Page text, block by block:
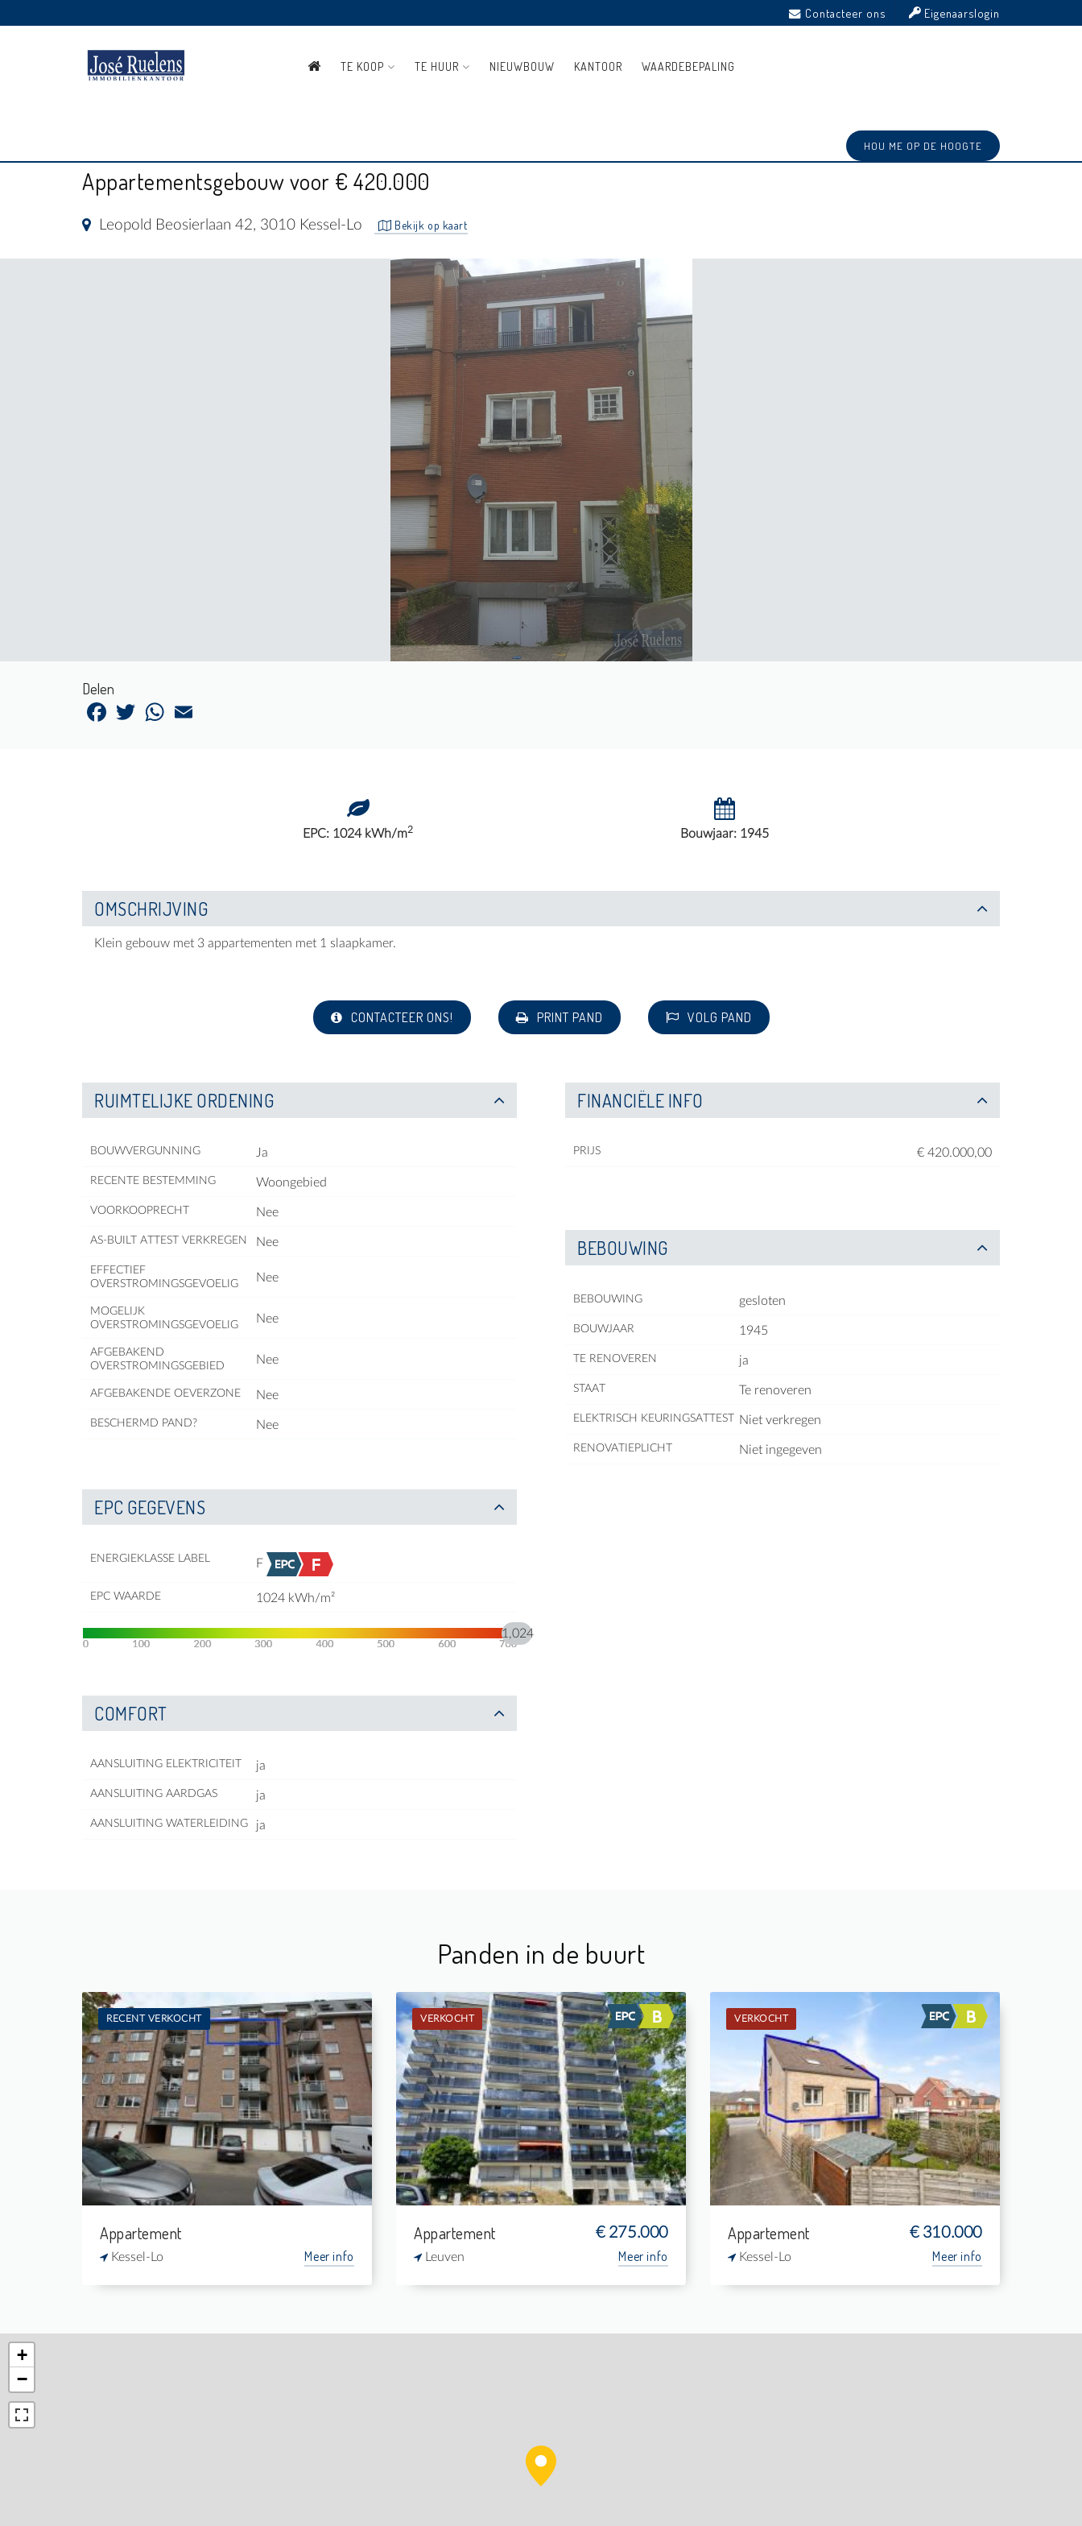
Contacteer ons Eigenaarslogin
TE KOOP TE HUUR NIEUWBOUW KANTOOR WAARDEBEPALING
HOU ME OP DE HOOGTE
Appartementsgebouw voor € 420.000
Leopold Beosierlaan 42, 3010 Kessel-Lo Bekijk op kaart
Ref: 3249685
Delen
FacebookTwitterWhatsApp
EPC: 1024 kWh/m2 Bouwjaar: 1945
OMSCHRIJVING
Klein gebouw met 3 appartementen met 1 slaapkamer.
CONTACTEER ONS! PRINT PAND VOLG PAND
RUIMTELIJKE ORDENING
BOUWVERGUNNING Ja
RECENTE BESTEMMING Woongebied
VOORKOOPRECHT Nee
AS-BUILT ATTEST VERKREGEN Nee
EFFECTIEF
OVERSTROMINGSGEVOELIG
Nee
MOGELIJK
OVERSTROMINGSGEVOELIG
Nee
AFGEBAKEND
OVERSTROMINGSGEBIED
Nee
AFGEBAKENDE OEVERZONE Nee
BESCHERMD PAND? Nee
EPC GEGEVENS
ENERGIEKLASSE LABEL F
EPC WAARDE 1024 kWh/m²
1,024
COMFORT
AANSLUITING ELEKTRICITEIT ja
AANSLUITING AARDGAS ja
AANSLUITING WATERLEIDING ja
FINANCIËLE INFO
PRIJS € 420.000,00
BEBOUWING
BEBOUWING gesloten
BOUWJAAR 1945
TE RENOVEREN ja
STAAT Te renoveren
ELEKTRISCH KEURINGSATTEST Niet verkregen
RENOVATIEPLICHT Niet ingegeven
Panden in de buurt
RECENT VERKOCHT
Verkocht: Appartement
2
-
75 m²
Appartement
Kessel-Lo Meer info
VERKOCHT
Verkocht: Appartement
1
4 m²
1
61 m²
Appartement € 275.000
Leuven Meer info
VERKOCHT
Verkocht: Duplex
2
5 m²
1
112 m²
Appartement € 310.000
Kessel-Lo Meer info
+
−